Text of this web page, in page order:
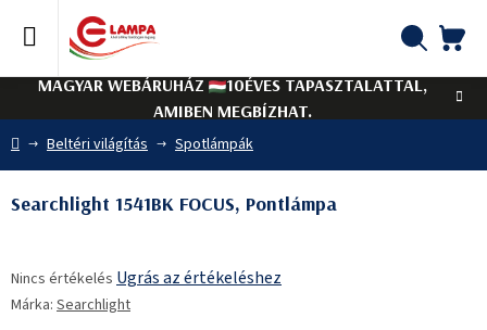
tartalomhoz
MAGYAR WEBÁRUHÁZ
10ÉVES TAPASZTALATTAL,
AMIBEN MEGBÍZHAT.
Kezdőlap
Beltéri világítás Spotlámpák
Searchlight 1541BK FOCUS, Pontlámpa
termék
átlagos
Nincs értékelés Ugrás az értékeléshez
Márka: Searchlight